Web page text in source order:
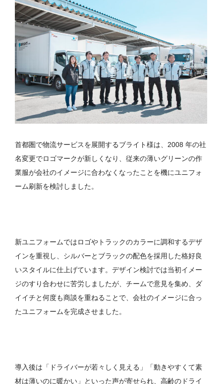
首都圏で物流サービスを展開するブライト様は、2008 年の社
名変更でロゴマークが新しくなり、従来の薄いグリーンの作
業服が会社のイメージに合わなくなったことを機にユニフォ
ーム刷新を検討しました。
新ユニフォームではロゴやトラックのカラーに調和するデザ
インを重視し、シルバーとブラックの配色を採用した格好良
いスタイルに仕上げています。デザイン検討では当初イメー
ジのすり合わせに苦労しましたが、チームで意見を集め、ダ
イイチと何度も商談を重ねることで、会社のイメージに合っ
たユニフォームを完成させました。
導入後は「ドライバーが若々しく見える」「動きやすくて素
材は薄いのに暖かい」といった声が寄せられ、高齢のドライ